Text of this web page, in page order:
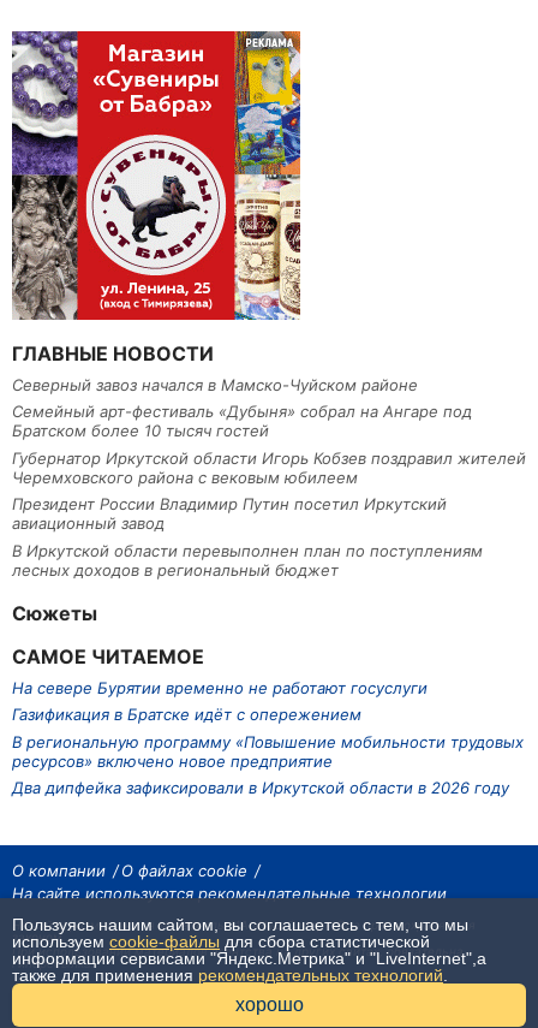
ГЛАВНЫЕ НОВОСТИ
Северный завоз начался в Мамско-Чуйском районе
Семейный арт-фестиваль «Дубыня» собрал на Ангаре под
Братском более 10 тысяч гостей
Губернатор Иркутской области Игорь Кобзев поздравил жителей
Черемховского района с вековым юбилеем
Президент России Владимир Путин посетил Иркутский
авиационный завод
В Иркутской области перевыполнен план по поступлениям
лесных доходов в региональный бюджет
Сюжеты
САМОЕ ЧИТАЕМОЕ
На севере Бурятии временно не работают госуслуги
Газификация в Братске идёт с опережением
В региональную программу «Повышение мобильности трудовых
ресурсов» включено новое предприятие
Два дипфейка зафиксировали в Иркутской области в 2026 году
О компании
О файлах cookie
На сайте используются рекомендательные технологии
На сайте размещаются материалы ИА «Наш Север». Все права охраняются
законом.
При использовании материалов агентства на других сайтах, обязательна
гиперссылка.
Пользуясь нашим сайтом, вы соглашаетесь с тем, что мы
используем cookie-файлы для сбора статистической
информации сервисами "Яндекс.Метрика" и "LiveInternet",а
также для применения рекомендательных технологий
хорошо